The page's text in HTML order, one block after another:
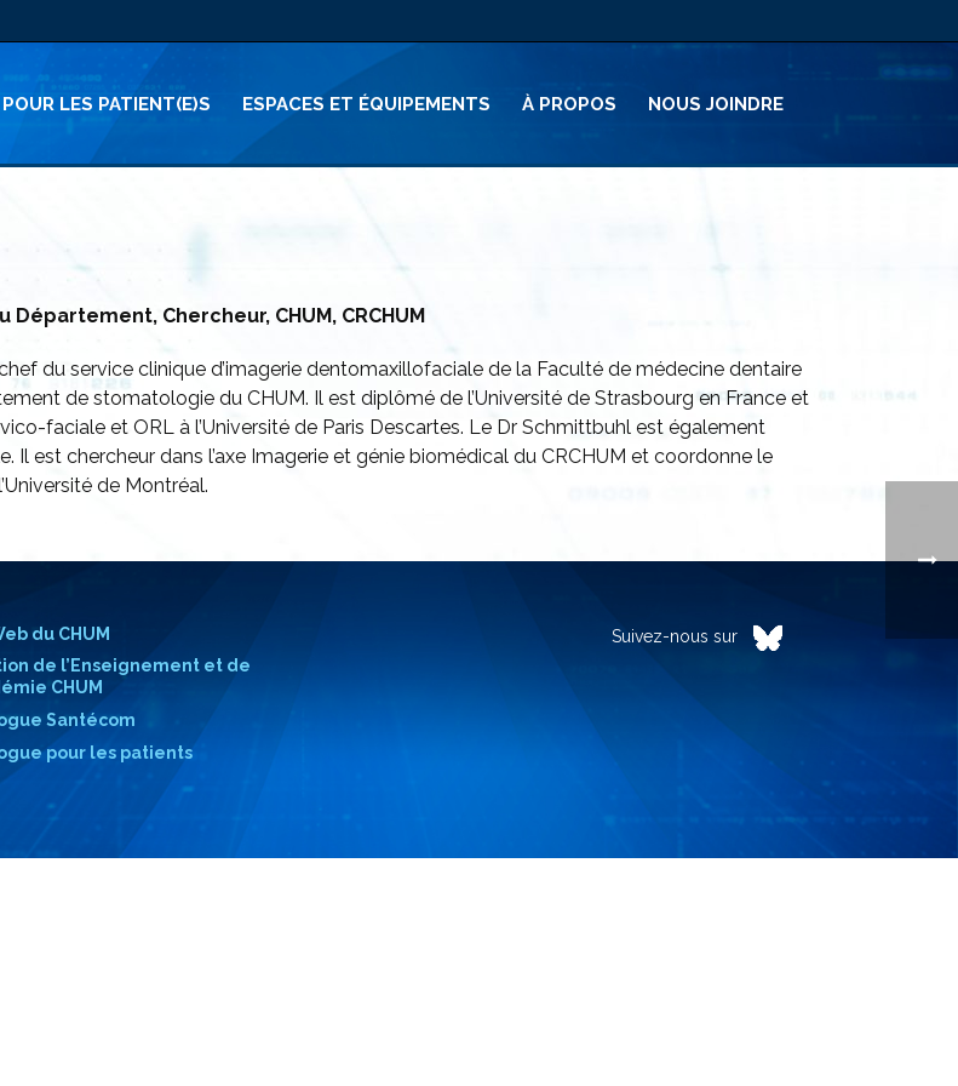
POUR LES PATIENT(E)S ESPACES ET ÉQUIPEMENTS À PROPOS NOUS JOINDRE
Chercheur, CHUM, CRCHUM
du service clinique d’imagerie dentomaxillofaciale de la Faculté de médecine dentaire
de stomatologie du CHUM. Il est diplômé de l’Université de Strasbourg en France et
faciale et ORL à l’Université de Paris Descartes. Le Dr Schmittbuhl est également
Il est chercheur dans l’axe Imagerie et génie biomédical du CRCHUM et coordonne le
de Montréal.
du CHUM
de l’Enseignement et de
CHUM
Santécom
pour les patients
Suivez-nous sur